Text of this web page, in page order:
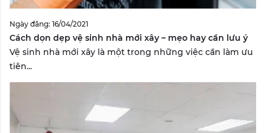
Ngày đăng: 16/04/2021
Cách dọn dẹp vệ sinh nhà mới xây – mẹo hay cần lưu ý
Vệ sinh nhà mới xây là một trong những việc cần làm ưu
tiên...